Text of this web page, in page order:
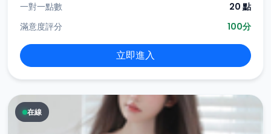
一對一點數
20 點
滿意度評分
100分
立即進入
在線